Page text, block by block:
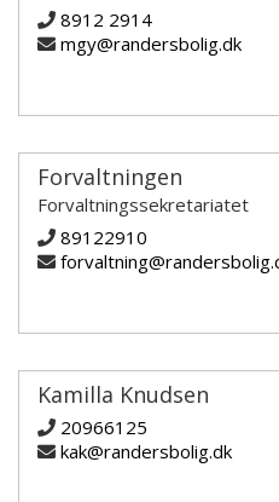
8912 2914
mgy@randersbolig.dk
Forvaltningen
Forvaltningssekretariatet
89122910
Kamilla Knudsen
20966125
kak@randersbolig.dk